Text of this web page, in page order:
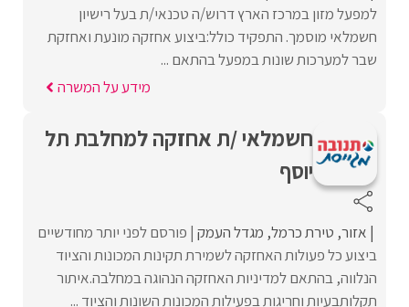
למפעל מזון במרכז הארץ דרוש/ה טכנאי/ת בעל רישיון
חשמלאי מוסמך. התפקיד כולל:ביצוע אחזקה מונעת ואחזקת
שבר למערכות שונות במפעל בהתאם ...
מידע על המשרה
חשמלאי /ת אחזקה למחלבת תל
יוסף
אזור טירת כרמל מגדל העמק פורסם לפני יותר מחודשיים
ביצוע כל פעולות האחזקה לשמירת תקינות המכונות והציוד
הנלווה, בהתאם למדיניות האחזקה הנהוגה במחלבה.איתור
תקלותבעיות וחריגות בפעילות המכונות השונות והציוד ...